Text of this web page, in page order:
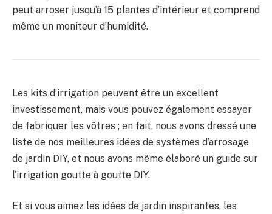
peut arroser jusqu’à 15 plantes d’intérieur et comprend
même un moniteur d’humidité.
Les kits d’irrigation peuvent être un excellent
investissement, mais vous pouvez également essayer
de fabriquer les vôtres ; en fait, nous avons dressé une
liste de nos meilleures idées de systèmes d’arrosage
de jardin DIY, et nous avons même élaboré un guide sur
l’irrigation goutte à goutte DIY.
Et si vous aimez les idées de jardin inspirantes, les